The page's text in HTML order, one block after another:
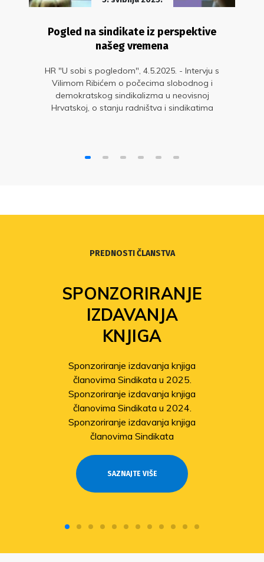
Pogled na sindikate iz perspektive
našeg vremena
HR "U sobi s pogledom", 4.5.2025. - Intervju s
Vilimom Ribićem o počecima slobodnog i
demokratskog sindikalizma u neovisnoj
Hrvatskoj, o stanju radništva i sindikatima
PREDNOSTI ČLANSTVA
SPONZORIRANJE
IZDAVANJA
KNJIGA
Sponzoriranje izdavanja knjiga
članovima Sindikata u 2025.
Sponzoriranje izdavanja knjiga
članovima Sindikata u 2024.
Sponzoriranje izdavanja knjiga
članovima Sindikata
SAZNAJTE VIŠE